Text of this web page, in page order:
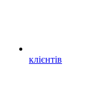
клієнтів